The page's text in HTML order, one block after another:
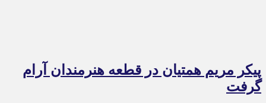
پیکر مریم همتیان در قطعه هنرمندان آرام
گرفت